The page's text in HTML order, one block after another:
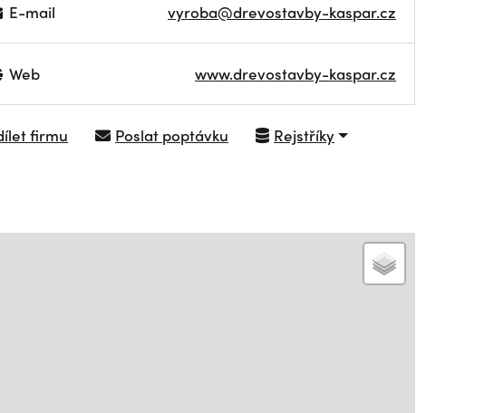
E-mail vyroba@drevostavby-kaspar.cz
Web www.drevostavby-kaspar.cz
firmu Poslat poptávku Rejstříky